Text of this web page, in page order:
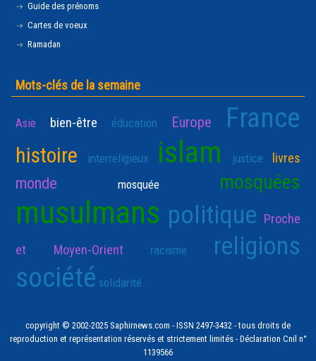
Guide des prénoms
Cartes de voeux
Ramadan
Mots-clés de la semaine
Asie bien-être éducation Europe France
histoire interreligieux islam justice livres
monde mosquée mosquées
musulmans politique Proche
et Moyen-Orient
racisme religions
société solidarité
copyright © 2002-2025 Saphirnews.com - ISSN 2497-3432 - tous droits de
reproduction et représentation réservés et strictement limités - Déclaration Cnil n°
1139566